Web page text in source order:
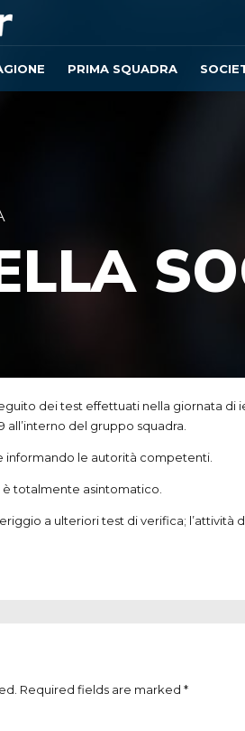
PRIMA SQUADRA
dei test effettuati nella giornata
all’interno del gruppo squadra.
informando le autorità competenti.
totalmente asintomatico.
a ulteriori test di verifica; l’attività
Required fields are marked *